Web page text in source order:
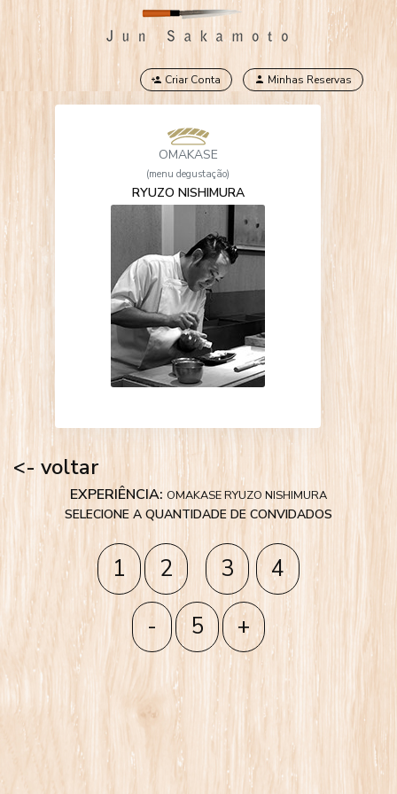
Criar Conta Minhas Reservas
OMAKASE
(menu degustação)
RYUZO NISHIMURA
<- voltar
EXPERIÊNCIA: OMAKASE RYUZO NISHIMURA
SELECIONE A QUANTIDADE DE CONVIDADOS
1 2 3
4
-
5 +